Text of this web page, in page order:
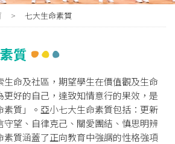
> 七大生命素質
質
生命及社區，期望學生在價值觀及生命
更好的自己，達致知情意行的果效，是
素質」。亞小七大生命素質包括：更新
守望、自律克己、關愛團結、慎思明辨
素質涵蓋了正向教育中強調的性格強項